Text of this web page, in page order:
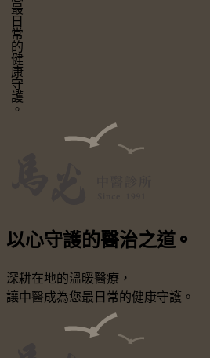
以心守護的醫治之道 ⚬
深耕在地的溫暖醫療，
讓中醫成為您最日常的健康守護。